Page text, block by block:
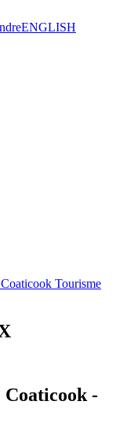
ENGLISH
Tourisme
Coaticook -